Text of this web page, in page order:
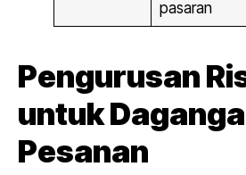
pasaran
Pengurusan
untuk
Pesanan